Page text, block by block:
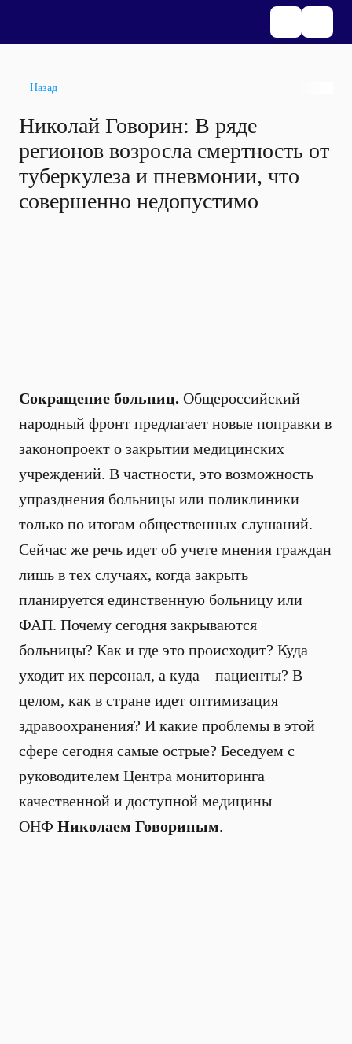
Назад
Николай Говорин: В ряде
регионов возросла смертность от
туберкулеза и пневмонии, что
совершенно недопустимо
Сокращение больниц. Общероссийский
народный фронт предлагает новые поправки в
законопроект о закрытии медицинских
учреждений. В частности, это возможность
упразднения больницы или поликлиники
только по итогам общественных слушаний.
Сейчас же речь идет об учете мнения граждан
лишь в тех случаях, когда закрыть
планируется единственную больницу или
ФАП. Почему сегодня закрываются
больницы? Как и где это происходит? Куда
уходит их персонал, а куда – пациенты? В
целом, как в стране идет оптимизация
здравоохранения? И какие проблемы в этой
сфере сегодня самые острые? Беседуем с
руководителем Центра мониторинга
качественной и доступной медицины
ОНФ Николаем Говориным.